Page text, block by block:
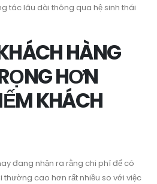
tác lâu dài thông qua hệ sinh thái
HÀNG
HƠN
KHÁCH
đang nhận ra rằng chi phí để có
cao hơn rất nhiều so với việc